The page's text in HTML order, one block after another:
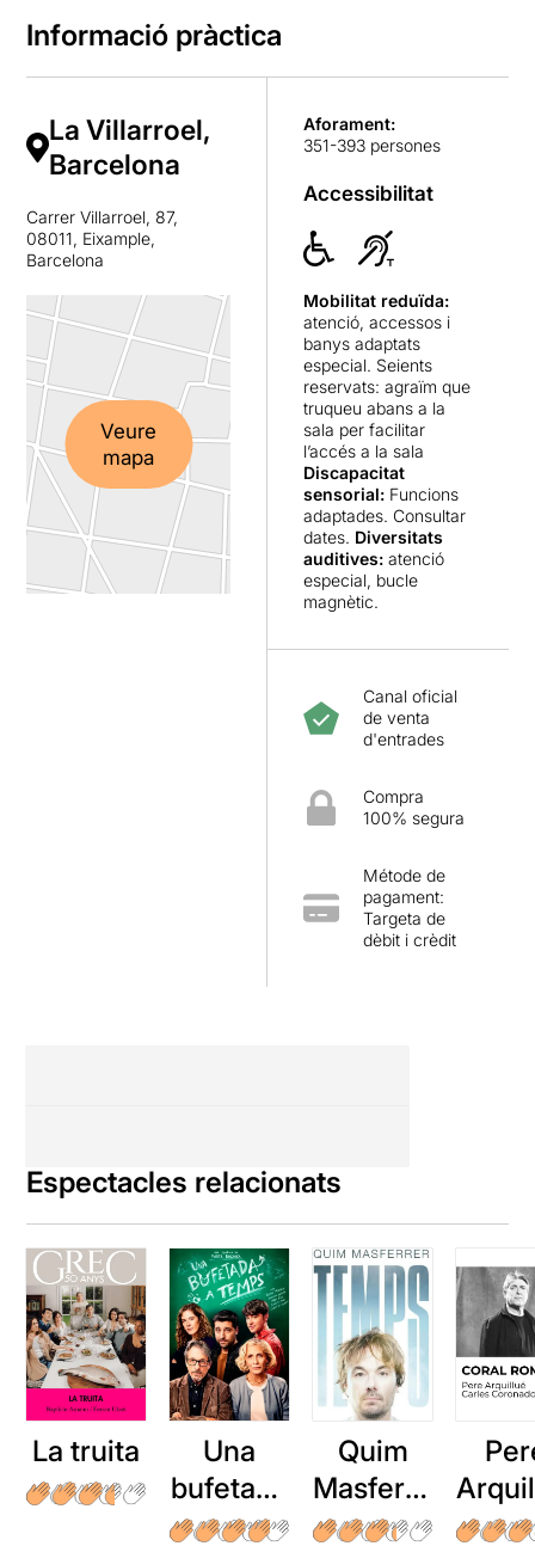
Informació pràctica
La Villarroel,
Barcelona
Carrer Villarroel, 87,
08011, Eixample,
Barcelona
Veure
mapa
Aforament:
351-393 persones
Accessibilitat
Mobilitat reduïda:
atenció, accessos i
banys adaptats
especial. Seients
reservats: agraïm que
truqueu abans a la
sala per facilitar
l’accés a la sala
Discapacitat
sensorial: Funcions
adaptades. Consultar
dates. Diversitats
auditives: atenció
especial, bucle
magnètic.
Canal oficial
de venta
d'entrades
Compra
100% segura
Métode de
pagament:
Targeta de
dèbit i crèdit
Espectacles relacionats
La truita
Una
bufetada
a temps
Quim
Masferre
r: Temps
: